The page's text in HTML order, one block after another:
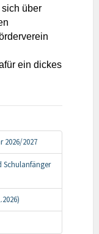
über
ein dickes
2026/2027
Schulanfänger